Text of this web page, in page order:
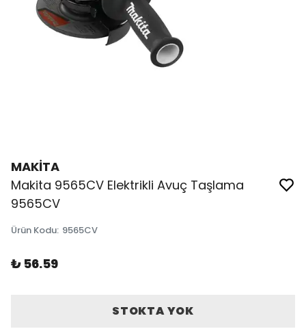
MAKİTA
Makita 9565CV Elektrikli Avuç Taşlama
9565CV
Ürün Kodu: 9565CV
₺ 56.59
STOKTA YOK